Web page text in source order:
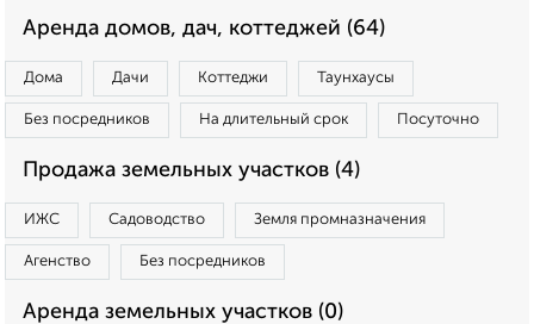
Аренда домов, дач, коттеджей (64)
Дома Дачи Коттеджи Таунхаусы
Без посредников На длительный срок Посуточно
Продажа земельных участков (4)
ИЖС Садоводство Земля промназначения
Агенство Без посредников
Аренда земельных участков (0)